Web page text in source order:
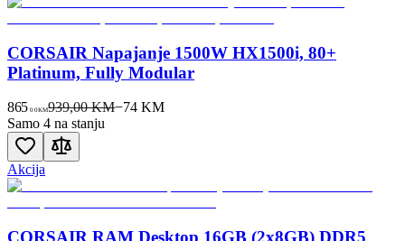
CORSAIR Napajanje 1500W HX1500i, 80+
Platinum, Fully Modular
865 00KM939,00 KM−74 KM
Samo 4 na stanju
Akcija
CORSAIR RAM Desktop 16GB (2x8GB) DDR5